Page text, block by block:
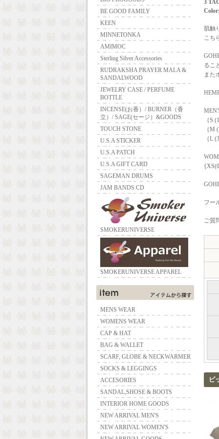
BE GOOD FAMILY
KEEN
MINNETONKA
AMIMOC
Sterling Silver Accessories
RUDRAKSHA PRAYER MALA &
SANDALWOOD
JEWELRY CASE / PERFUME
BOTTLE
INCENSE(お香）/ BURNER（香
立）/ SAGE(セージ）&GOODS
TOUCH STONE
U.S.A STICKER
U.S.A PATCH
U.S.A GIFT CARD
SAGEMAN DRUMS
JAM BANDS CD
SMOKERUNIVERSE
SMOKERUNIVERSE APPAREL
MENS WEAR
WOMENS WEAR
CAP & HAT
BAG & WALLET
SCARF, GLOBE & NECKWARMER
SOCKS & LEGGINGS
ACCESORIES
SANDAL,SHOSE & BOOTS
INTERIOR HOME GOODS
NEW ARRIVAL MEN'S
NEW ARRIVAL WOMEN'S
3
肌触
こち
るこ
また
｛S
｛M
｛L
フー
ご質
ピ